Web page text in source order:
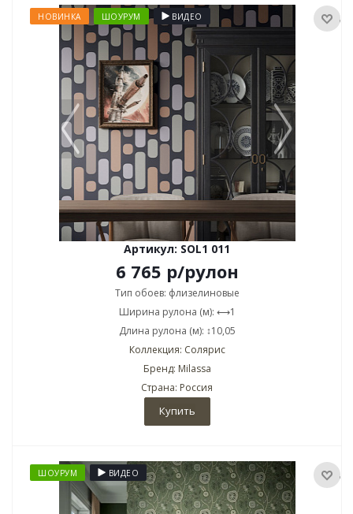
НОВИНКА ШОУРУМ ВИДЕО
Артикул: SOL1 011
6 765 р/рулон
Тип обоев: флизелиновые
Ширина рулона (м): ⟷1
Длина рулона (м): ↕10,05
Коллекция: Солярис
Бренд: Milassa
Страна: Россия
Купить
ШОУРУМ ВИДЕО